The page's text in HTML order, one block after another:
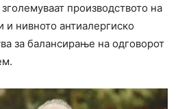
производството на
и нивното антиалергиско
за балансирање на одговорот